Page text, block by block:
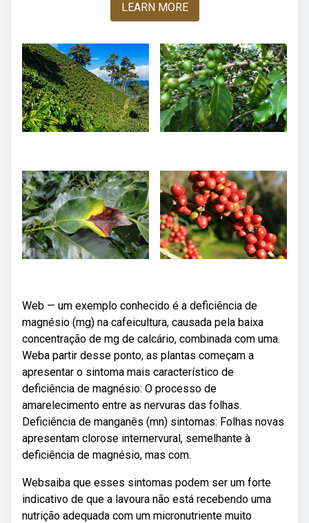
LEARN MORE
Web — um exemplo conhecido é a deficiência de
magnésio (mg) na cafeicultura, causada pela baixa
concentração de mg de calcário, combinada com uma.
Weba partir desse ponto, as plantas começam a
apresentar o sintoma mais característico de
deficiência de magnésio: O processo de
amarelecimento entre as nervuras das folhas.
Deficiência de manganês (mn) sintomas: Folhas novas
apresentam clorose internervural, semelhante à
deficiência de magnésio, mas com.
Websaiba que esses sintomas podem ser um forte
indicativo de que a lavoura não está recebendo uma
nutrição adequada com um micronutriente muito